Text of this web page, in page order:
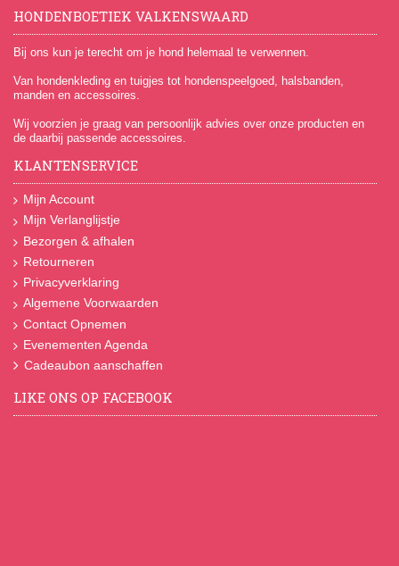
HONDENBOETIEK VALKENSWAARD
Bij ons kun je terecht om je hond helemaal te verwennen.
Van hondenkleding en tuigjes tot hondenspeelgoed, halsbanden,
manden en accessoires.
Wij voorzien je graag van persoonlijk advies over onze producten en
de daarbij passende accessoires.
KLANTENSERVICE
Mijn Account
Mijn Verlanglijstje
Bezorgen & afhalen
Retourneren
Privacyverklaring
Algemene Voorwaarden
Contact Opnemen
Evenementen Agenda
Cadeaubon aanschaffen
LIKE ONS OP FACEBOOK